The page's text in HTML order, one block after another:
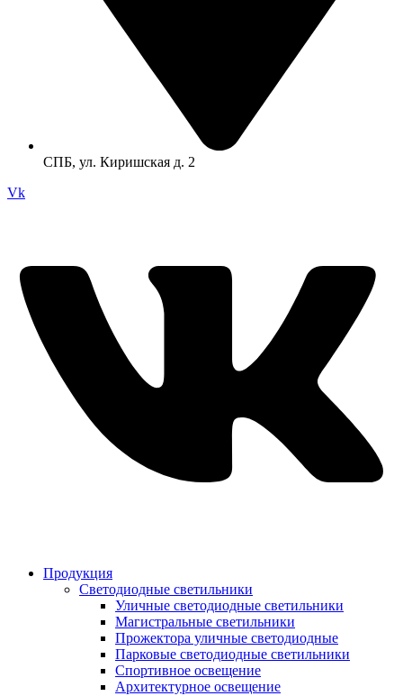
СПБ, ул. Киришская д. 2
Vk
Продукция
Светодиодные светильники
Уличные светодиодные светильники
Магистральные светильники
Прожектора уличные светодиодные
Парковые светодиодные светильники
Спортивное освещение
Архитектурное освещение